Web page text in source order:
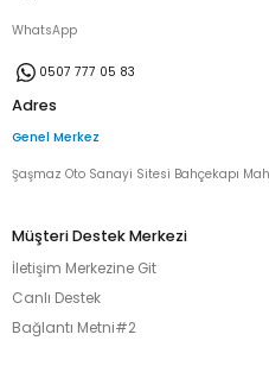
WhatsApp
0507 777 05 83
Adres
Genel Merkez
Şaşmaz Oto Sanayi Sitesi Bahçekapı
Müşteri Destek Merkezi
İletişim Merkezine Git
Canlı Destek
Bağlantı Metni#2